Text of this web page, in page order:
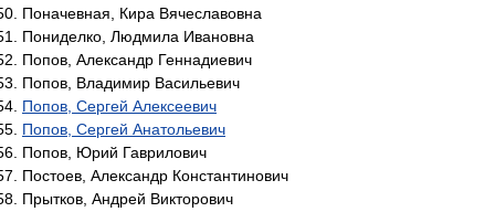
Поначевная, Кира Вячеславовна
Пониделко, Людмила Ивановна
Попов, Александр Геннадиевич
Попов, Владимир Васильевич
Попов, Сергей Алексеевич
Попов, Сергей Анатольевич
Попов, Юрий Гаврилович
Постоев, Александр Константинович
Прытков, Андрей Викторович